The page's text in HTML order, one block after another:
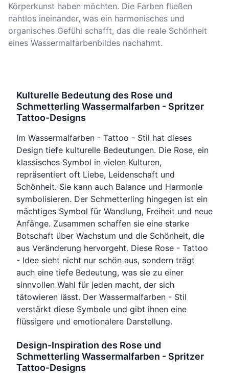
Körperkunst haben möchten. Die Farben fließen
nahtlos ineinander, was ein harmonisches und
organisches Gefühl schafft, das die reale Schönheit
eines Wassermalfarbenbildes nachahmt.
Kulturelle Bedeutung des Rose und
Schmetterling Wassermalfarben - Spritzer
Tattoo-Designs
Im Wassermalfarben - Tattoo - Stil hat dieses
Design tiefe kulturelle Bedeutungen. Die Rose, ein
klassisches Symbol in vielen Kulturen,
repräsentiert oft Liebe, Leidenschaft und
Schönheit. Sie kann auch Balance und Harmonie
symbolisieren. Der Schmetterling hingegen ist ein
mächtiges Symbol für Wandlung, Freiheit und neue
Anfänge. Zusammen schaffen sie eine starke
Botschaft über Wachstum und die Schönheit, die
aus Veränderung hervorgeht. Diese Rose - Tattoo
- Idee sieht nicht nur schön aus, sondern trägt
auch eine tiefe Bedeutung, was sie zu einer
sinnvollen Wahl für jeden macht, der sich
tätowieren lässt. Der Wassermalfarben - Stil
verstärkt diese Symbole und gibt ihnen eine
flüssigere und emotionalere Darstellung.
Design-Inspiration des Rose und
Schmetterling Wassermalfarben - Spritzer
Tattoo-Designs